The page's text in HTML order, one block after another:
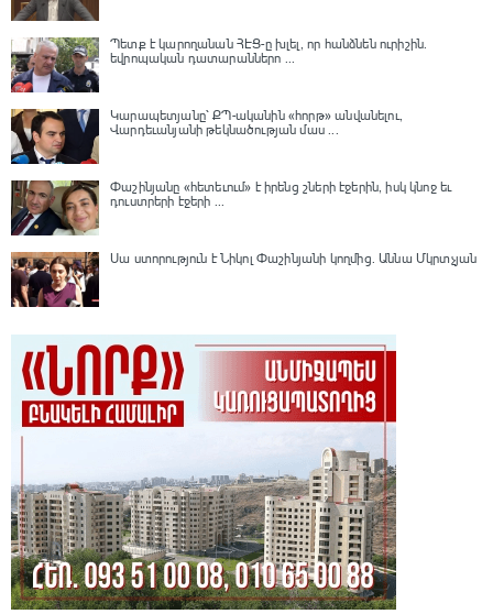
Պետք է կարողանան ՀԷՑ-ը խլել, որ հանձնեն ուրիշին.
եվրոպական դատարաններո ...
Կարապետյանը՝ ՔՊ-ականին «հորթ» անվանելու,
Վարդեւանյանի թեկնածության մաս ...
Փաշինյանը «հետեւում» է իրենց շների էջերին, իսկ կնոջ եւ
դուստրերի էջերի ...
Սա ստորություն է Նիկոլ Փաշինյանի կողմից․ Աննա Մկրտչյան